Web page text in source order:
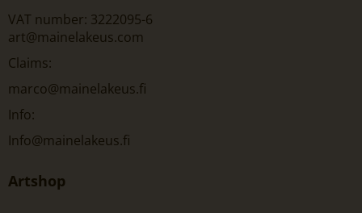
VAT number: 3222095-6
art@mainelakeus.com
Claims:
marco@mainelakeus.fi
Info:
Info@mainelakeus.fi
Artshop